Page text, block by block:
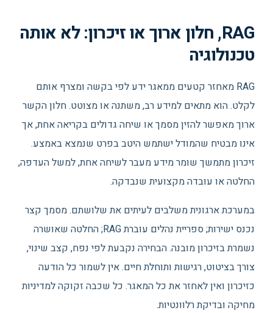
RAG, חלון ארוך או זיכרון: לא אותה
טכנולוגיה
RAG מאחזר קטעים ממאגר ידע לפי בקשה ומצרף אותם
לקלט. הוא מתאים למידע רב, משתנה או מצוטט. חלון הקשר
ארוך מאפשר להזין מסמך או שיחה גדולים בקריאה אחת, אך
אינו מבטיח שהמודל ישתמש היטב בפרט שנמצא באמצע.
זיכרון מתמשך שומר מידע מעבר לשיחה אחת, למשל העדפה,
החלטה או עובדה מקצועית שנבדקה.
במערכת ארגונית משלבים לעיתים את שלושתם. מסמך קצר
נכנס ישירות; ספריית נהלים עוברת RAG; החלטה שאושרה
נשמרת בזיכרון מובנה. הבחירה נקבעת לפי נפח, קצב שינוי,
צורך בציטוט, רגישות ותוחלת חיים. אין לשמור כל הודעה
כזיכרון ואין לאחזר את כל המאגר. כל שכבה זקוקה למדיניות
מחיקה ובדיקת רלוונטיות.